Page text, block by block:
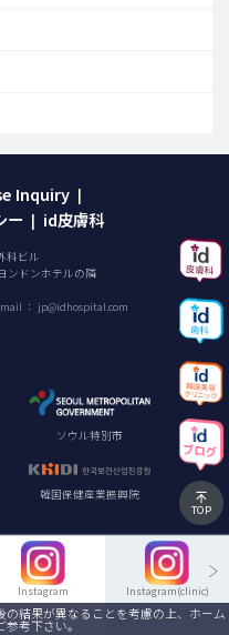
Instagram Instagram(clinic)
Inquiry |
ー | id皮膚科
科ビル
ンドンホテルの隣
： jp@idhospital.com
ソウル特別市
韓国保健産業振興院
TOP
結果が異なることを考慮の上、ホーム
参考下さい。